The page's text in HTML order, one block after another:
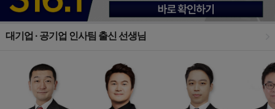
대기업 · 공기업 인사팀 출신 선생님